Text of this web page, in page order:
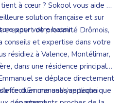
à cœur ? Sokool vous aide à
solution française et sur
pour votre bassin.
expert de proximité Drômois,
conseils et expertise dans votre
résidiez à Valence, Montélimar,
dans une résidence principale
se déplace directement
une analyse technique
d’Emmanuel s’applique